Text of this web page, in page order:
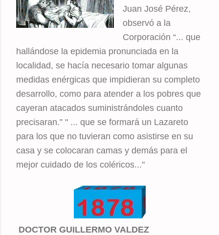
Juan José Pérez,
observó a la
Corporación “... que
hallándose la epidemia pronunciada en la
localidad, se hacía necesario tomar algunas
medidas enérgicas que impidieran su completo
desarrollo, como para atender a los pobres que
cayeran atacados suministrándoles cuanto
precisaran.” " ... que se formará un Lazareto
para los que no tuvieran como asistirse en su
casa y se colocaran camas y demás para el
mejor cuidado de los coléricos..."
DOCTOR GUILLERMO VALDEZ